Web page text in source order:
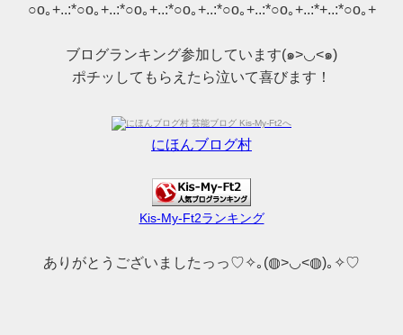
○o｡+..:*○o｡+..:*○o｡+..:*○o｡+..:*○o｡+..:*○o｡+..:*+..:*○o｡+
ブログランキング参加しています(๑>◡<๑)
ポチッしてもらえたら泣いて喜びます！
にほんブログ村
Kis-My-Ft2ランキング
ありがとうございましたっっ♡✧｡(◍>◡<◍)｡✧♡